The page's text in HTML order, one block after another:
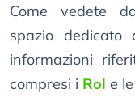
Come vedete
spazio
informazioni
compresi i Rol e le